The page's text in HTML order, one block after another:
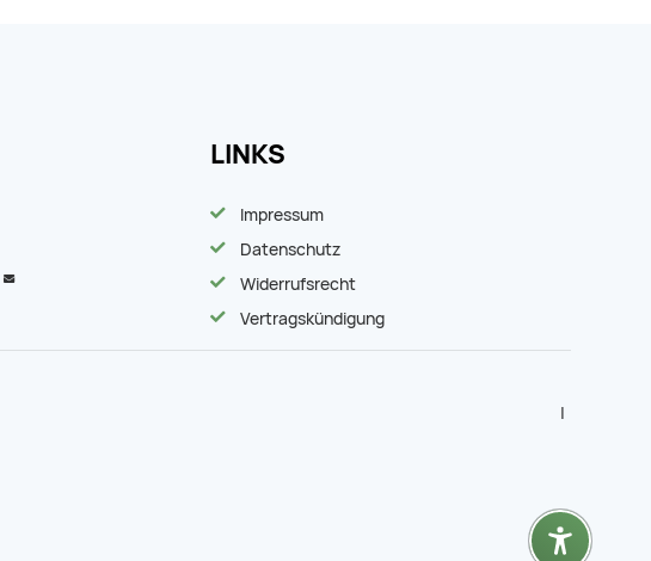
LINKS
Impressum
Datenschutz
Widerrufsrecht
Vertragskündigung
|
oben